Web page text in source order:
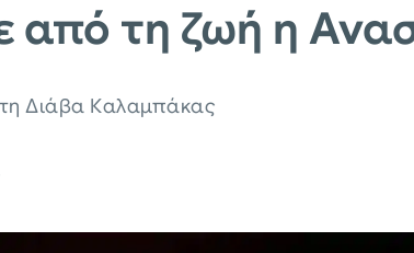
από τη ζωή η
Διάβα Καλαμπάκας